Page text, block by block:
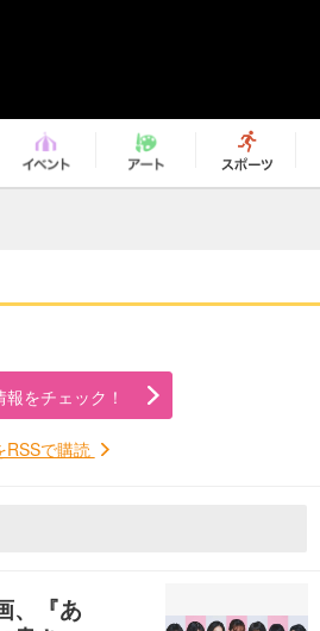
をチェック！
RSSで購読
、『あ